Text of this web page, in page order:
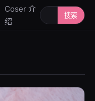
Coser 介
绍
搜索人物或写
搜索